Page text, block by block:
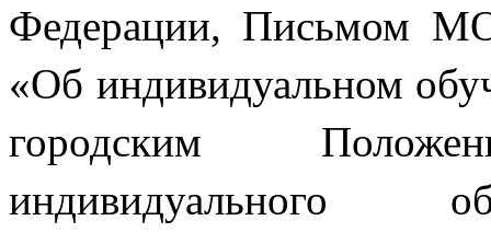
Федерации, Письмом
«Об индивидуальном
городским